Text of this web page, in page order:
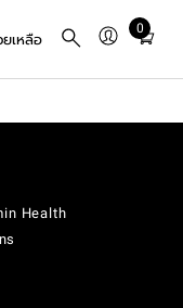
ยเหลือ
0
Total
in
Health